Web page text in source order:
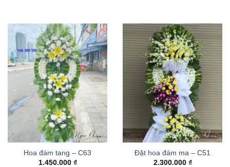
Hoa đám tang – C63
1.450.000 ₫
Đặt hoa đám ma – C51
2.300.000 ₫